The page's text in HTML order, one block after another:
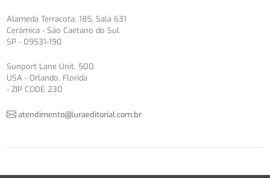
Alameda Terracota, 185, Sala 631
Cerâmica - São Caetano do Sul
SP - 09531-190
Sunport Lane Unit, 500
USA - Orlando, Florida
- ZIP CODE 230
atendimento@luraeditorial.com.br